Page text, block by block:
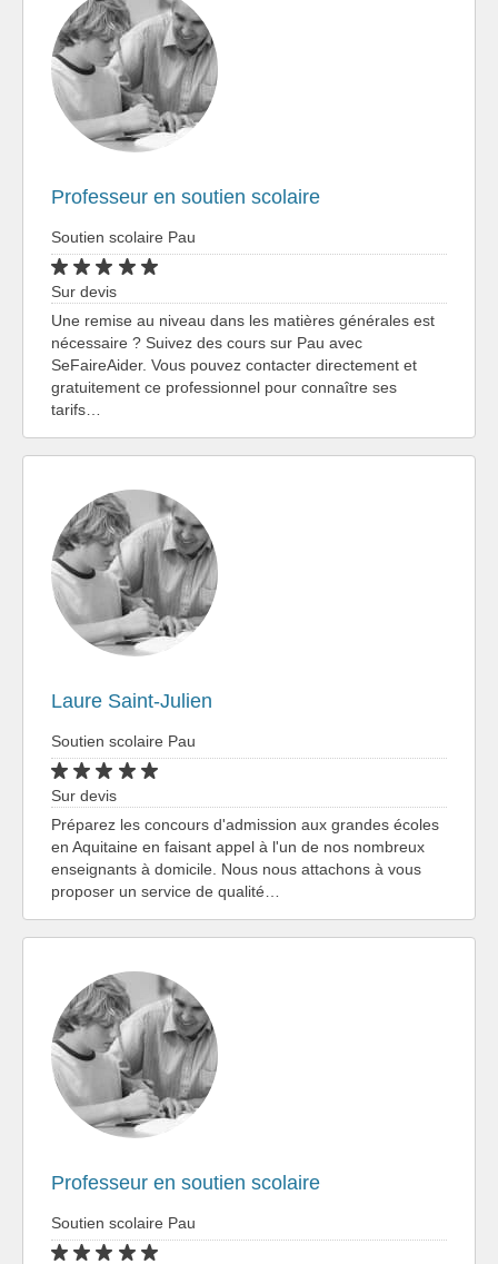
Professeur en soutien scolaire
Soutien scolaire Pau
Sur devis
Une remise au niveau dans les matières générales est
nécessaire ? Suivez des cours sur Pau avec
SeFaireAider. Vous pouvez contacter directement et
gratuitement ce professionnel pour connaître ses
tarifs…
Laure Saint-Julien
Soutien scolaire Pau
Sur devis
Préparez les concours d'admission aux grandes écoles
en Aquitaine en faisant appel à l'un de nos nombreux
enseignants à domicile. Nous nous attachons à vous
proposer un service de qualité…
Professeur en soutien scolaire
Soutien scolaire Pau